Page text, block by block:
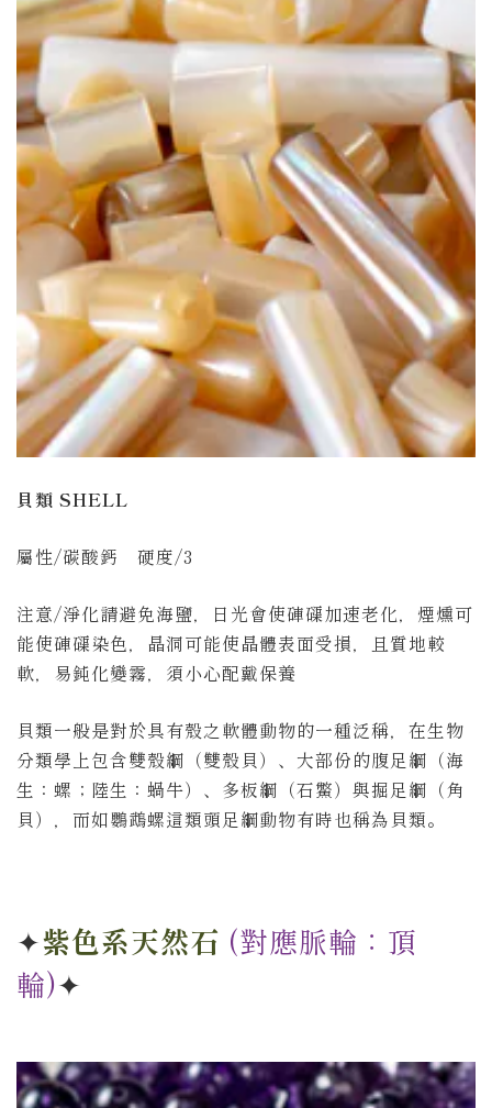
貝類 SHELL
屬性/碳酸鈣 硬度/3
注意/淨化請避免海鹽，日光會使硨磲加速老化，煙燻可
能使硨磲染色，晶洞可能使晶體表面受損，且質地較
軟，易鈍化變霧，須小心配戴保養
貝類一般是對於具有殼之軟體動物的一種泛稱，在生物
分類學上包含雙殼綱（雙殼貝）、大部份的腹足綱（海
生：螺；陸生：蝸牛）、多板綱（石鱉）與掘足綱（角
貝），而如鸚鵡螺這類頭足綱動物有時也稱為貝類。
✦紫色系天然石 (對應脈輪：頂
輪)✦